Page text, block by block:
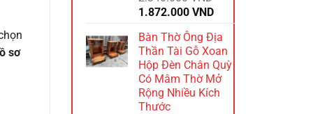
sơ
Giá
là:
2.340.000 VND.
1.872.000 VNDGiá
hiện
tại
là:
1.872.000 VND.
Bàn Thờ Ông Địa
Thần Tài Gỗ Xoan
Hộp Đèn Chân Quỳ
Có Mâm Thờ Mở
Rộng Nhiều Kích
Thước